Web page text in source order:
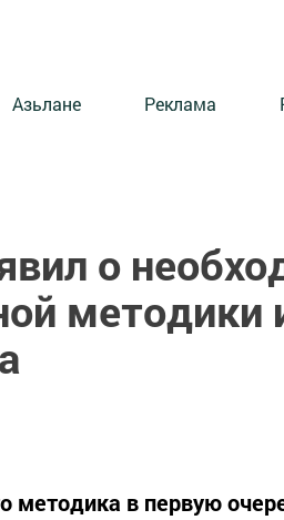
Азьлане Реклама
о
методики
методика в первую